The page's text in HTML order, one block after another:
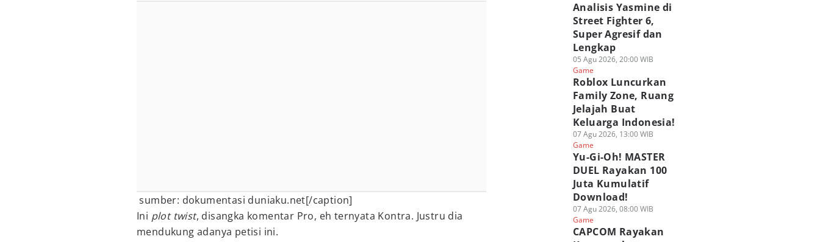
sumber: dokumentasi duniaku.net[/caption]
Ini plot twist, disangka komentar Pro, eh ternyata Kontra. Justru dia
mendukung adanya petisi ini.
Analisis Yasmine di
Street Fighter 6,
Super Agresif dan
Lengkap
05 Agu 2026, 20:00 WIB
Game
Roblox Luncurkan
Family Zone, Ruang
Jelajah Buat
Keluarga Indonesia!
07 Agu 2026, 13:00 WIB
Game
Yu-Gi-Oh! MASTER
DUEL Rayakan 100
Juta Kumulatif
Download!
07 Agu 2026, 08:00 WIB
Game
CAPCOM Rayakan